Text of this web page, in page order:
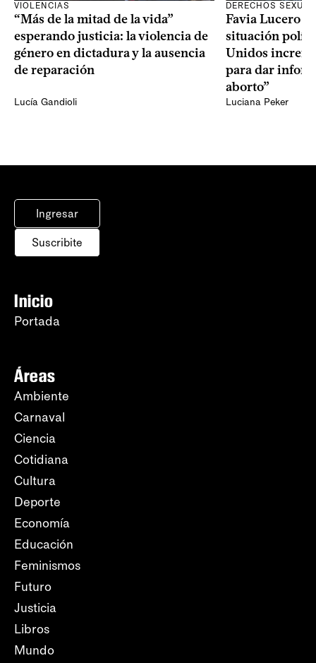
VIOLENCIAS
“Más de la mitad de la vida”
esperando justicia: la violencia de
género en dictadura y la ausencia
de reparación
Lucía Gandioli
DERECHOS
Favia Lucero
situación
Unidos
para dar
aborto”
Luciana Peker
Ingresar
Suscribite
Inicio
Portada
Áreas
Ambiente
Carnaval
Ciencia
Cotidiana
Cultura
Deporte
Economía
Educación
Feminismos
Futuro
Justicia
Libros
Mundo